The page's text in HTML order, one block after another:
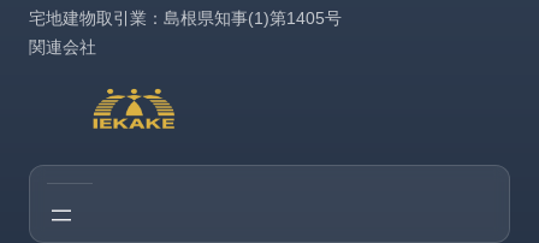
宅地建物取引業：島根県知事(1)第1405号
関連会社